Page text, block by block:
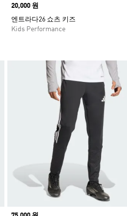
Price
20,000 원
엔트라다26 쇼츠 키즈
Kids Performance
위시리스트 담기